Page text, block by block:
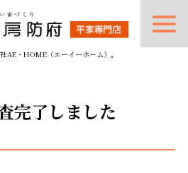
AE・HOME（エーイーホーム）。
了しました